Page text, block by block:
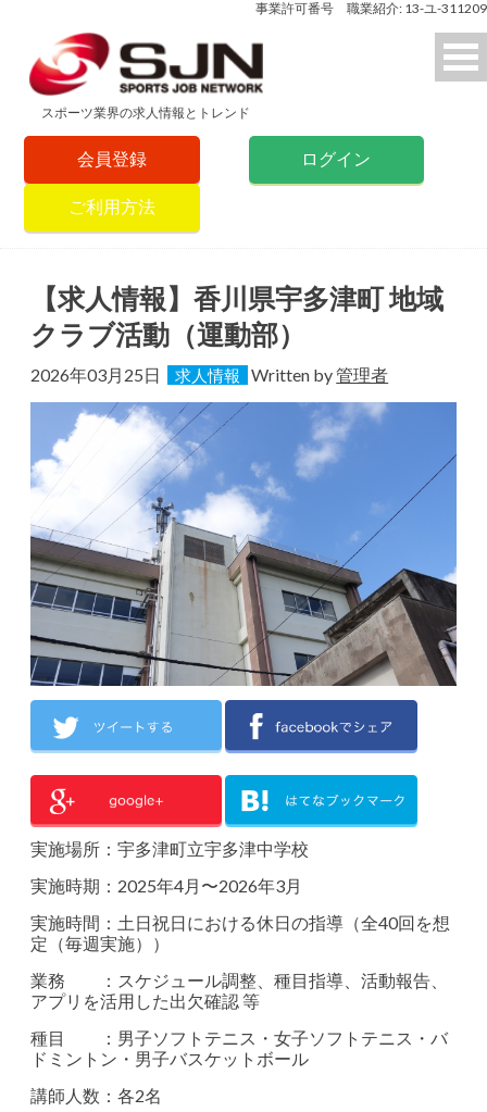
事業許可番号 職業紹介: 13-ユ-311209
スポーツ業界の求人情報とトレンド
会員登録 ログイン
ご利用方法
【求人情報】香川県宇多津町 地域
クラブ活動（運動部）
2026年03月25日 求人情報 Written by管理者
実施場所：宇多津町立宇多津中学校
実施時期：2025年4月〜2026年3月
実施時間：土日祝日における休日の指導（全40回を想
定（毎週実施））
業務 ：スケジュール調整、種目指導、活動報告、
アプリを活用した出欠確認 等
種目 ：男子ソフトテニス・女子ソフトテニス・バ
ドミントン・ 男子バスケットボール
講師人数：各2名